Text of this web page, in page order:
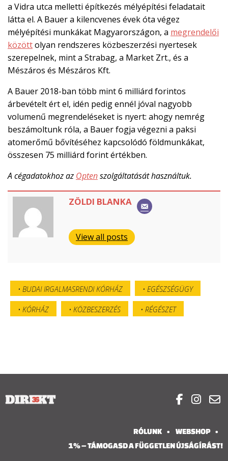
a Vidra utca melletti építkezés mélyépítési feladatait
látta el. A Bauer a kilencvenes évek óta végez
mélyépítési munkákat Magyarországon, a megrendelői
közöttolyan rendszeres közbeszerzési nyertesek
szerepelnek, mint a Strabag, a Market Zrt., és a
Mészáros és Mészáros Kft.
A Bauer 2018-ban több mint 6 milliárd forintos
árbevételt ért el, idén pedig ennél jóval nagyobb
volumenű megrendeléseket is nyert: ahogy nemrég
beszámoltunk róla, a Bauer fogja végezni a paksi
atomerőmű bővítéséhez kapcsolódó földmunkákat,
összesen 75 milliárd forint értékben.
A cégadatokhoz az Optenszolgáltatását használtuk.
ZÖLDI BLANKA
View all posts
BUDAI IRGALMASRENDI KÓRHÁZ EGÉSZSÉGÜGY
KÓRHÁZ KÖZBESZERZÉS RÉGÉSZET
  
RÓLUNK
WEBSHOP
1% – TÁMOGASD A FÜGGETLEN ÚJSÁGÍRÁST!